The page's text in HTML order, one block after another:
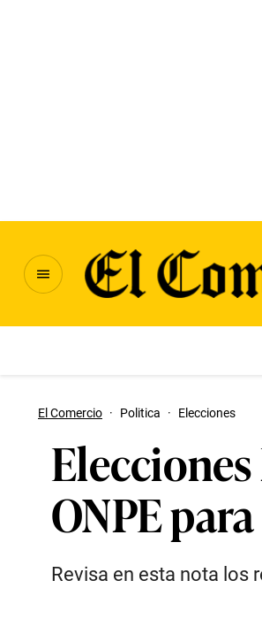
El Comercio · Politica · Elecciones
ONPE
Revisa en esta nota los